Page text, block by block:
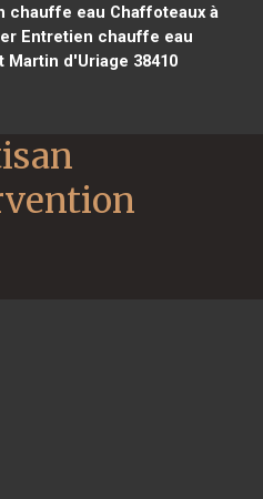
eau Chaffoteaux à
Entretien chauffe eau
Martin d'Uriage 38410